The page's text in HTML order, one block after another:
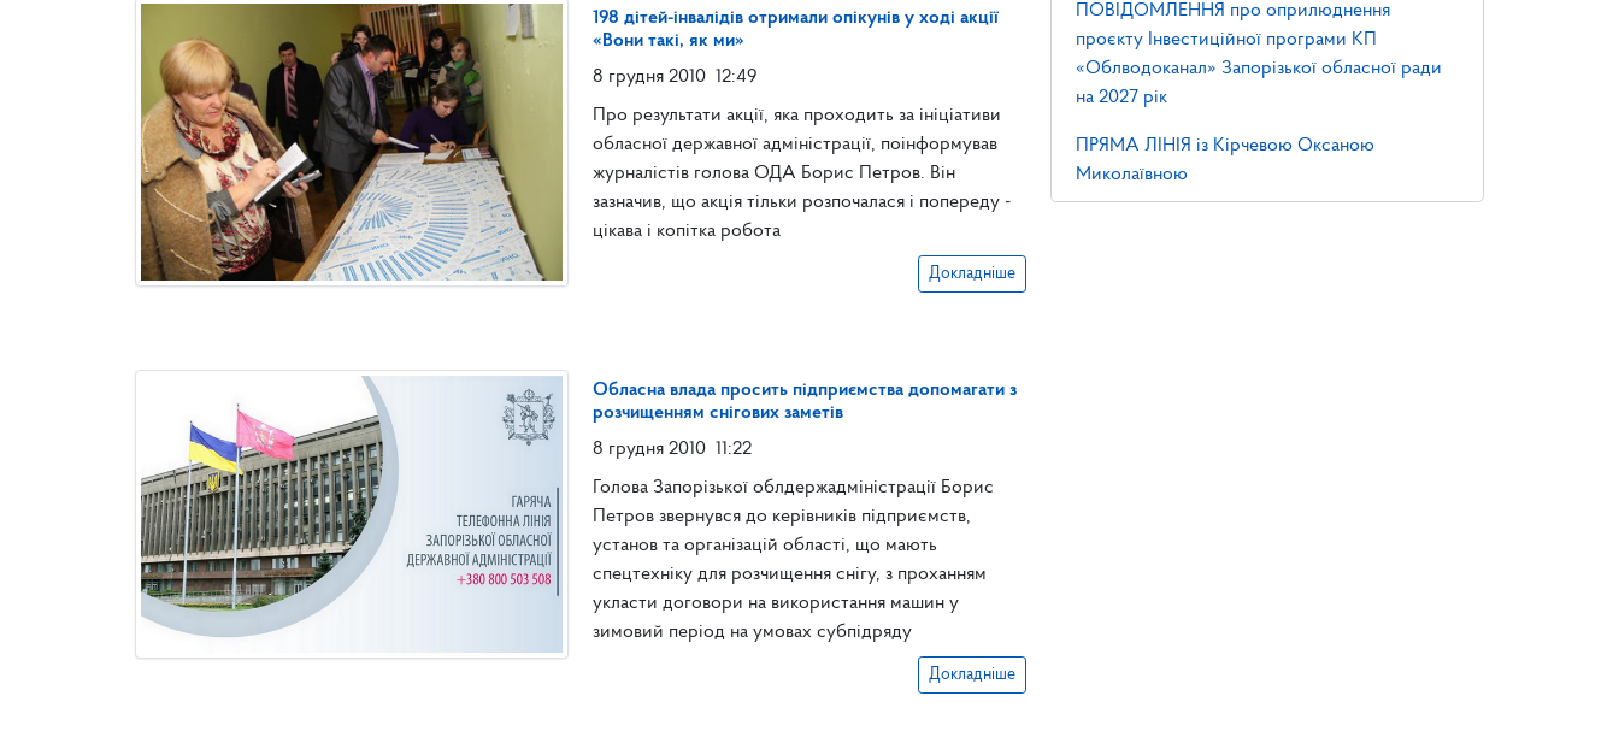
198 дітей-інвалідів отримали опікунів у ході акції
«Вони такі, як ми»
8 грудня 2010 12:49
Про результати акції, яка проходить за ініціативи
обласної державної адміністрації, поінформував
журналістів голова ОДА Борис Петров. Він
зазначив, що акція тільки розпочалася і попереду -
цікава і копітка робота
Докладніше
Обласна влада просить підприємства допомагати з
розчищенням снігових заметів
8 грудня 2010 11:22
Голова Запорізької облдержадміністрації Борис
Петров звернувся до керівників підприємств,
установ та організацій області, що мають
спецтехніку для розчищення снігу, з проханням
укласти договори на використання машин у
зимовий період на умовах субпідряду
Докладніше
ПОВІДОМЛЕННЯ про оприлюднення
проєкту Інвестиційної програми КП
«Облводоканал» Запорізької обласної ради
на 2027 рік
ПРЯМА ЛІНІЯ із Кірчевою Оксаною
Миколаївною